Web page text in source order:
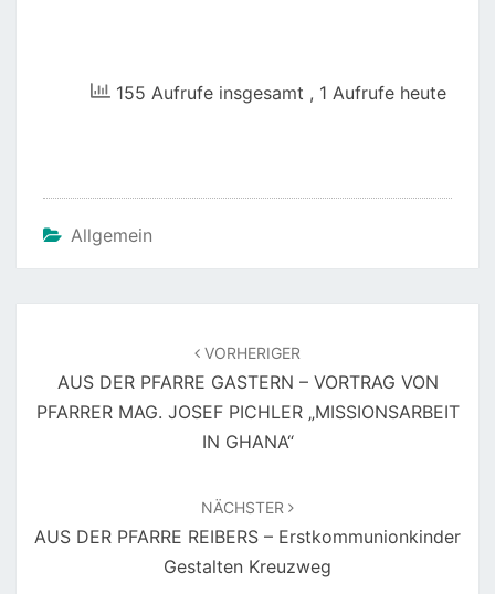
155 Aufrufe insgesamt , 1 Aufrufe heute
Allgemein
VORHERIGER
AUS DER PFARRE GASTERN – VORTRAG VON
PFARRER MAG. JOSEF PICHLER „MISSIONSARBEIT
IN GHANA“
NÄCHSTER
AUS DER PFARRE REIBERS – Erstkommunionkinder
Gestalten Kreuzweg